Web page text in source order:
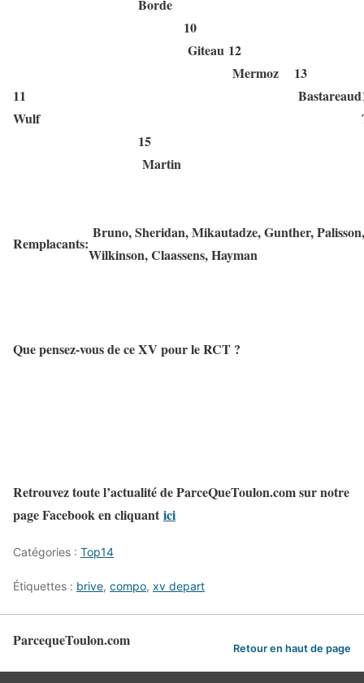
Borde
10
Giteau 12
Mermoz
13
11
Bastareaud
Wulf
15
Martin
Remplacants:
Bruno, Sheridan, Mikautadze, Gunther, Palisson,
Wilkinson, Claassens, Hayman
Que pensez-vous de ce XV pour le RCT ?
Retrouvez toute l’actualité de ParceQueToulon.com sur notre
page Facebook en cliquant ici
Catégories : Top14
Étiquettes : brive, compo, xv depart
ParcequeToulon.com Retour en haut de page